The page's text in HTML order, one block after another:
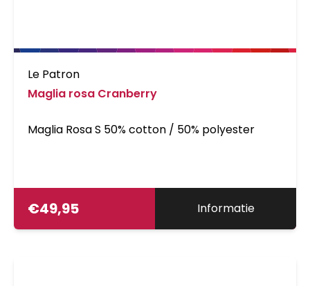
Le Patron
Maglia rosa Cranberry
Maglia Rosa S 50% cotton / 50% polyester
€49,95 Informatie